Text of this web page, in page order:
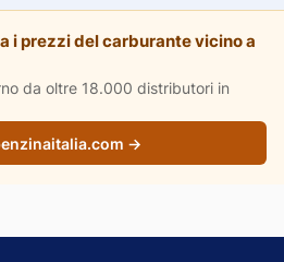
i prezzi del carburante vicino a
da oltre 18.000 distributori in
→